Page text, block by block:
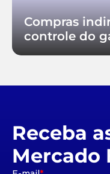
Compras
controle do
Receba
Mercado